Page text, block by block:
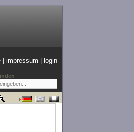
|impressum login